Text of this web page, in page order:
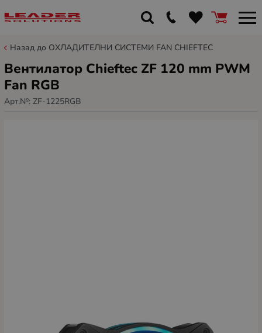
Назад до ОХЛАДИТЕЛНИ СИСТЕМИ FAN CHIEFTEC
Вентилатор Chieftec ZF 120 mm PWM
Fan RGB
Арт.№: ZF-1225RGB